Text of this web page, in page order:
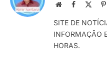
Local
rede
Internet
Facebook
SITE DE
INFORMAÇÃO
HORAS.